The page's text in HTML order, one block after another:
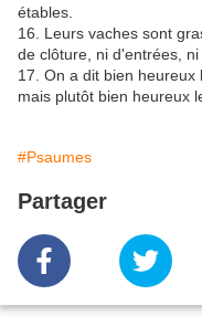
étables.
16. Leurs vaches sont
de clôture, ni d'entrées,
17. On a dit bien
mais plutôt bien heureux
#Psaumes
Partager